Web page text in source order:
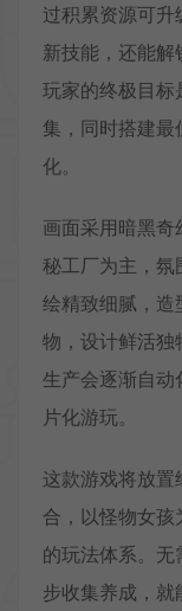
过积累资源可升
新技能，还能解
玩家的终极目标
集，同时搭建最
化。
画面采用暗黑
秘工厂为主，氛
绘精致细腻，造
物，设计鲜活独
生产会逐渐自动
片化游玩。
这款游戏将放置
合，以怪物女
的玩法体系。
步收集养成，